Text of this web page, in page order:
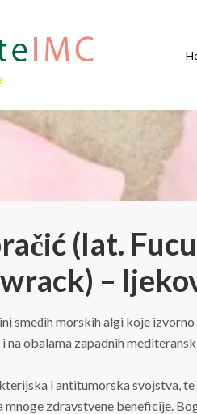
(lat.
–
smeđih morskih algi koje
na obalama zapadnih
i antitumorska svojstva,
mnoge zdravstvene beneficije.